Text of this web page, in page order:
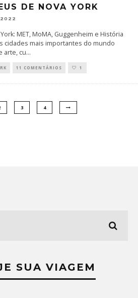
DE NOVA YORK
MET, MoMA, Guggenheim e História
cidades mais importantes do mundo
arte, cu...
11 COMENTÁRIOS 1
3 4
SUA VIAGEM